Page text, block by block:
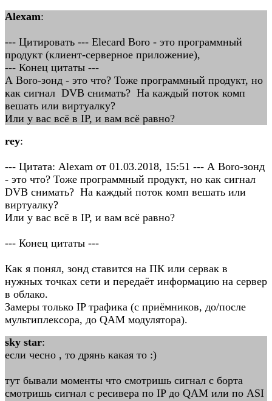
Alexam:
--- Цитировать --- Elecard Boro - это программный
продукт (клиент-серверное приложение),
--- Конец цитаты ---
А Boro-зонд - это что? Тоже программный продукт, но
как сигнал DVB снимать? На каждый поток комп
вешать или виртуалку?
Или у вас всё в IP, и вам всё равно?
rey:
--- Цитата: Alexam от 01.03.2018, 15:51 --- А Boro-зонд
- это что? Тоже программный продукт, но как сигнал
DVB снимать? На каждый поток комп вешать или
виртуалку?
Или у вас всё в IP, и вам всё равно?
--- Конец цитаты ---
Как я понял, зонд ставится на ПК или сервак в
нужных точках сети и передаёт информацию на сервер
в облако.
Замеры только IP трафика (с приёмников, до/после
мультиплексора, до QAM модулятора).
sky star:
если чесно , то дрянь какая то :)
тут бывали моменты что смотришь сигнал с борта
смотришь сигнал с ресивера по IP до QAM или по ASI